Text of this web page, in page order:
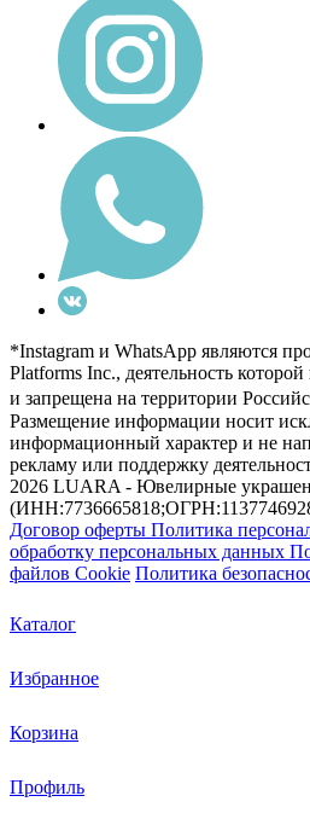
*Instagram и WhatsApp являются
Platforms Inc., деятельность
и запрещена на территории
Размещение информации носит
информационный характер и не
рекламу или поддержку
2026 LUARA - Ювелирные
Договор оферты Политика
обработку персональных данных
файлов Cookie Политика
Каталог
Избранное
Корзина
Профиль